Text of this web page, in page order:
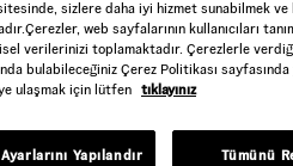
sizlere daha iyi hizmet sunabilmek ve
web sayfalarının kullanıcıları
verilerinizi toplamaktadır. Çerezlerle
bulabileceğiniz Çerez Politikası
ulaşmak için lütfen tıklayınız
Tümünü
Yapılandır